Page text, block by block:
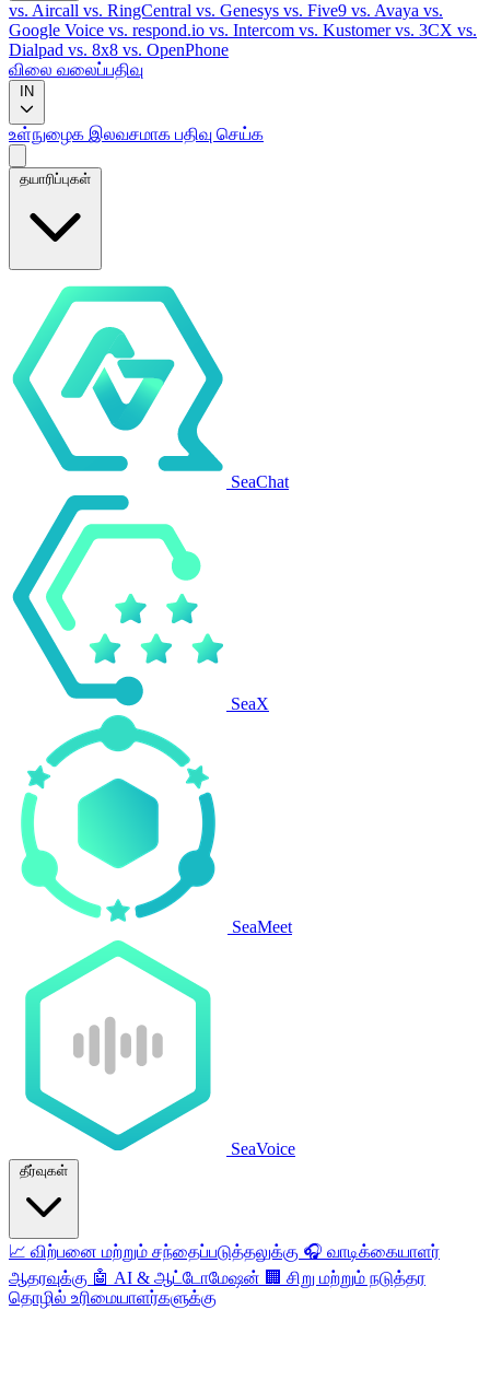
vs. Aircall vs. RingCentral vs. Genesys vs. Five9 vs. Avaya vs.
Google Voice vs. respond.io vs. Intercom vs. Kustomervs. 3CX vs.
Dialpad vs. 8x8 vs. OpenPhone
விலை வலைப்பதிவு
IN
உள்நுழைக இலவசமாக பதிவு செய்க
தயாரிப்புகள்
SeaChat
SeaX
SeaMeet
SeaVoice
தீர்வுகள்
📈 விற்பனை மற்றும் சந்தைப்படுத்தலுக்கு 🎧 வாடிக்கையாளர்
ஆதரவுக்கு 🤖 AI & ஆட்டோமேஷன் 🏢 சிறு மற்றும் நடுத்தர
தொழில் உரிமையாளர்களுக்கு